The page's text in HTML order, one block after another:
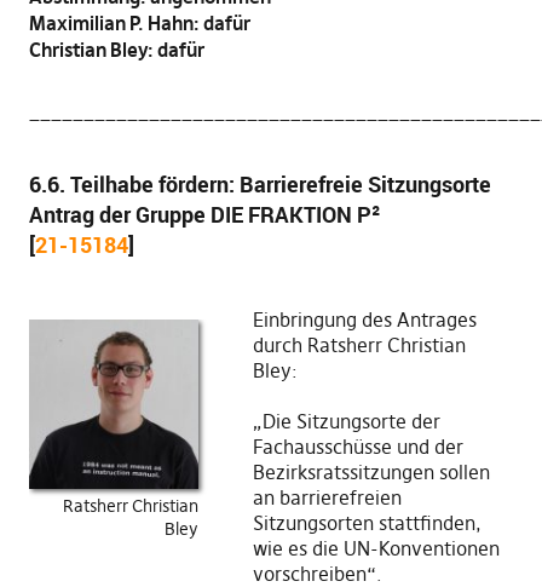
Maximilian P. Hahn: dafür
Christian Bley: dafür
6.6. Teilhabe fördern: Barrierefreie Sitzungsorte
Antrag der Gruppe DIE FRAKTION P²
[21-15184]
Ratsherr Christian
Bley
Einbringung des Antrages
durch Ratsherr Christian
Bley:
„Die Sitzungsorte der
Fachausschüsse und der
Bezirksratssitzungen sollen
an barrierefreien
Sitzungsorten stattfinden,
wie es die UN-Konventionen
vorschreiben“.